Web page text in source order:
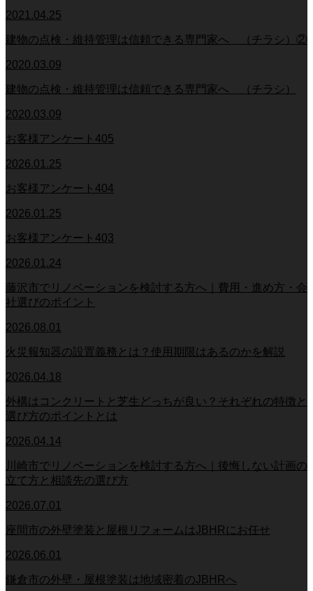
2021.04.25
建物の点検・維持管理は信頼できる専門家へ （チラシ）②
2020.03.09
建物の点検・維持管理は信頼できる専門家へ （チラシ）
2020.03.09
お客様アンケート405
2026.01.25
お客様アンケート404
2026.01.25
お客様アンケート403
2026.01.24
藤沢市でリノベーションを検討する方へ｜費用・進め方・会
社選びのポイント
2026.08.01
火災報知器の設置義務とは？使用期限はあるのかを解説
2026.04.18
外構はコンクリートと芝生どっちが良い？それぞれの特徴と
選び方のポイントとは
2026.04.14
川崎市でリノベーションを検討する方へ｜後悔しない計画の
立て方と相談先の選び方
2026.07.01
座間市の外壁塗装と屋根リフォームはJBHRにお任せ
2026.06.01
鎌倉市の外壁・屋根塗装は地域密着のJBHRへ